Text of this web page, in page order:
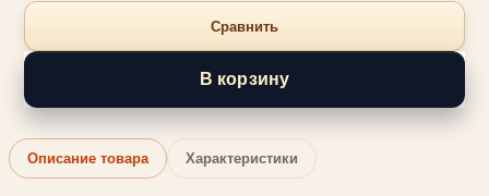
Сравнить
В корзину
Описание товара Характеристики